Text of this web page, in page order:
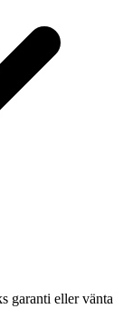
garanti eller vänta